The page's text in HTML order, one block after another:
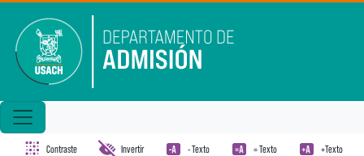
Contraste Invertir - Texto = Texto +Texto